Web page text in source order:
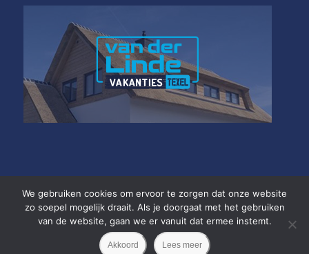
Copyright van der Linde Texel •
We gebruiken cookies om ervoor te zorgen dat onze website
zo soepel mogelijk draait. Als je doorgaat met het gebruiken
van de website, gaan we er vanuit dat ermee instemt.
Akkoord Lees meer